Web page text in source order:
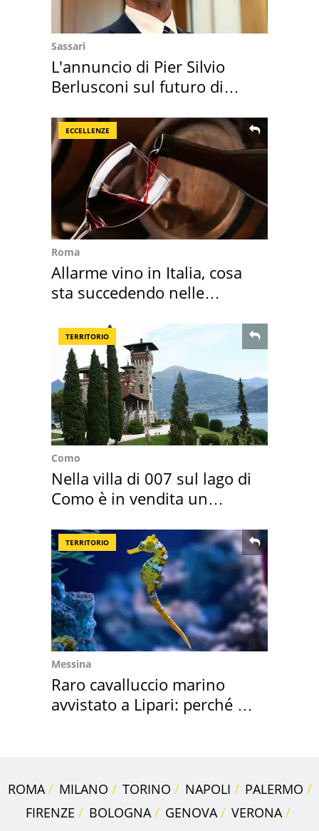
Sassari
L'annuncio di Pier Silvio
Berlusconi sul futuro di
ECCELLENZE
Roma
Allarme vino in Italia, cosa
sta succedendo nelle
TERRITORIO
Como
Nella villa di 007 sul lago di
Como è in vendita un
TERRITORIO
Messina
Raro cavalluccio marino
avvistato a Lipari: perché è
ROMA MILANO TORINO NAPOLI
PALERMO
FIRENZE
BOLOGNA GENOVA
VERONA